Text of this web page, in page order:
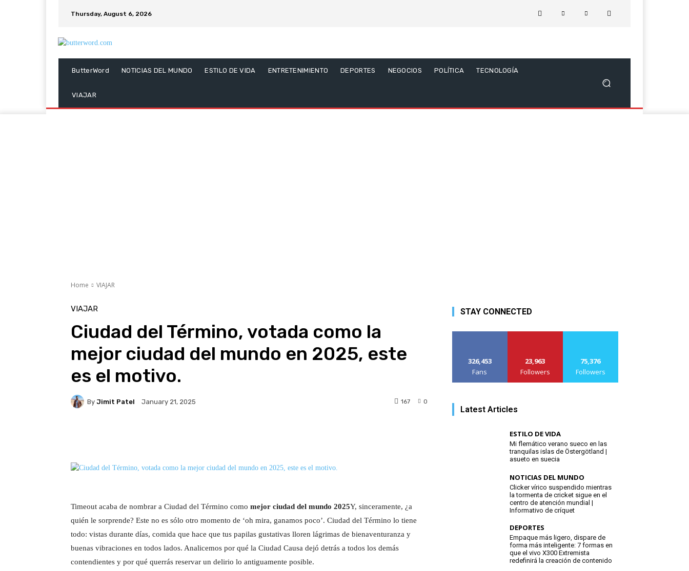
Thursday, August 6, 2026
ButterWord NOTICIAS DEL MUNDO ESTILO DE VIDA ENTRETENIMIENTO DEPORTES NEGOCIOS POLÍTICA TECNOLOGÍA
VIAJAR
Home VIAJAR
VIAJAR
Ciudad del Término, votada como la
mejor ciudad del mundo en 2025, este
es el motivo.
By Jimit Patel January 21, 2025 0
167
Timeout acaba de nombrar a Ciudad del Término como mejor ciudad del mundo 2025Y, sinceramente, ¿a
quién le sorprende? Este no es sólo otro momento de ‘oh mira, ganamos poco’. Ciudad del Término lo tiene
todo: vistas durante días, comida que hace que tus papilas gustativas lloren lágrimas de bienaventuranza y
buenas vibraciones en todos lados. Analicemos por qué la Ciudad Causa dejó detrás a todos los demás
contendientes y por qué querrás reservar un delirio lo antiguamente posible.
STAY CONNECTED
326,453
Fans
23,963
Followers
75,376
Followers
Latest Articles
ESTILO DE VIDA
Mi flemático verano sueco en las
tranquilas islas de Östergötland |
asueto en suecia
NOTICIAS DEL MUNDO
Clicker vírico suspendido mientras
la tormenta de cricket sigue en el
centro de atención mundial |
Informativo de críquet
DEPORTES
Empaque más ligero, dispare de
forma más inteligente: 7 formas en
que el vivo X300 Extremista
redefinirá la creación de contenido